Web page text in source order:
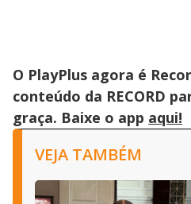
O PlayPlus agora é
conteúdo da RECORD
graça. Baixe o app aqui!
VEJA TAMBÉM